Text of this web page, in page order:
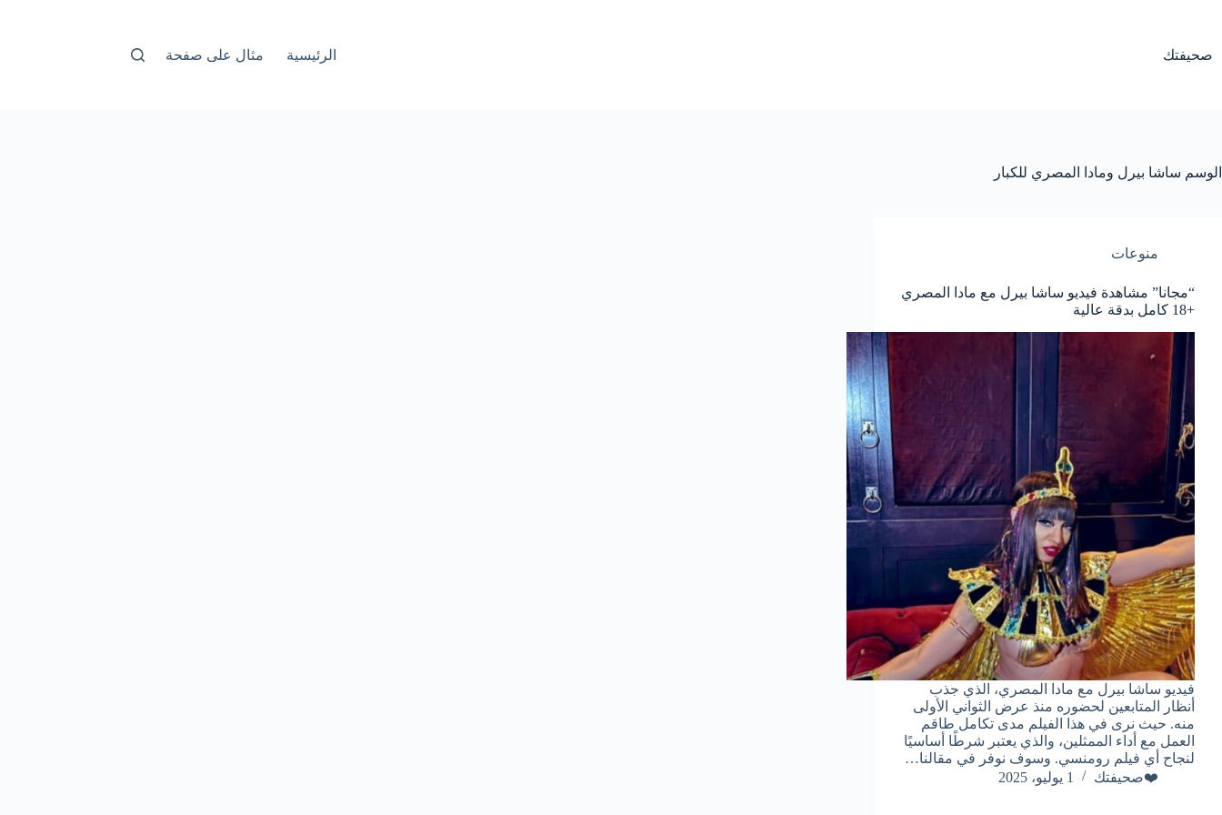
صحيفتك الرئيسية مثال على صفحة
الوسم ساشا بيرل ومادا المصري للكبار
منوعات
“مجانا” مشاهدة فيديو ساشا بيرل مع مادا المصري
+18 كامل بدقة عالية
فيديو ساشا بيرل مع مادا المصري، الذي جذب
أنظار المتابعين لحضوره منذ عرض الثواني الأولى
منه. حيث نرى في هذا الفيلم مدى تكامل طاقم
العمل مع أداء الممثلين، والذي يعتبر شرطًا أساسيًا
لنجاح أي فيلم رومنسي. وسوف نوفر في مقالنا…
❤️صحيفتك
1 يوليو، 2025